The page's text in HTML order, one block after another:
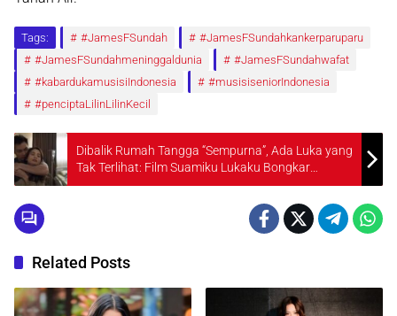
Tags: #JamesFSundah
#JamesFSundahkankerparuparu
#JamesFSundahmeninggaldunia
#JamesFSundahwafat
#kabardukamusisiIndonesia
#musisiseniorIndonesia
#penciptaLilinLilinKecil
Dibalik Rumah Tangga “Sempurna”, Ada Luka yang
Tak Terlihat: Film Suamiku Lukaku Bongkar
Trauma KDRT yang Kerap Disembunyikan
Related Posts